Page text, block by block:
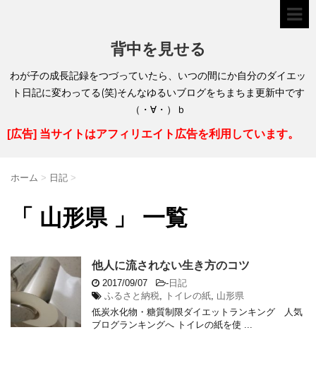
背中を見せる
わが子の成長記録をつづっていたら、いつの間にか自分のダイエッ
ト日記に変わってる(笑)そんなゆるいブログをちまちま更新中です
（・∀・）ｂ
[広告] 当サイトはアフィリエイト広告を利用しています。
ホーム > 日記 >
「 山形県 」 一覧
他人に流されない生き方のコツ
2017/09/07 - 日記
ふるさと納税
トイレの紙 山形県
低炭水化物・糖質制限ダイエットランキング 人気
ブログランキングへ トイレの紙を使 ...